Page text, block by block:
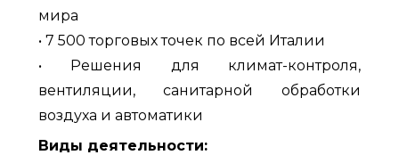
мира
• 7 500 торговых точек по всей Италии
• Решения для климат-контроля,
вентиляции, санитарной обработки
воздуха и автоматики
Виды деятельности: